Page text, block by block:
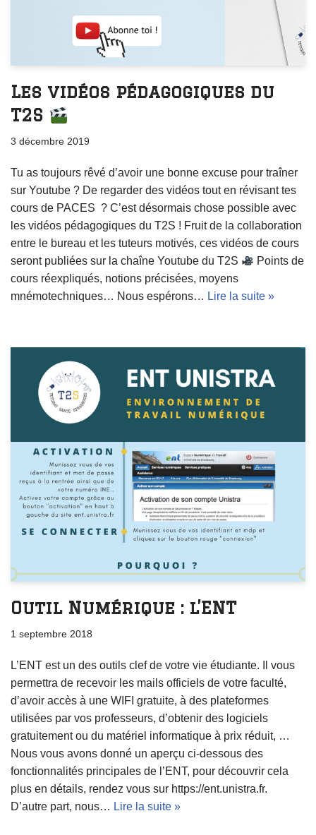
Les vidéos pédagogiques du
T2S
3 décembre 2019
Tu as toujours rêvé d’avoir une bonne excuse pour traîner
sur Youtube ? De regarder des vidéos tout en révisant tes
cours de PACES ? C’est désormais chose possible avec
les vidéos pédagogiques du T2S ! Fruit de la collaboration
entre le bureau et les tuteurs motivés, ces vidéos de cours
seront publiées sur la chaîne Youtube du T2S
Points de
cours réexpliqués, notions précisées, moyens
mnémotechniques… Nous espérons… Lire la suite »
Outil Numérique : l’ENT
1 septembre 2018
L’ENT est un des outils clef de votre vie étudiante. Il vous
permettra de recevoir les mails officiels de votre faculté,
d’avoir accès à une WIFI gratuite, à des plateformes
utilisées par vos professeurs, d’obtenir des logiciels
gratuitement ou du matériel informatique à prix réduit, …
Nous vous avons donné un aperçu ci-dessous des
fonctionnalités principales de l’ENT, pour découvrir cela
plus en détails, rendez vous sur https://ent.unistra.fr.
D’autre part, nous… Lire la suite »